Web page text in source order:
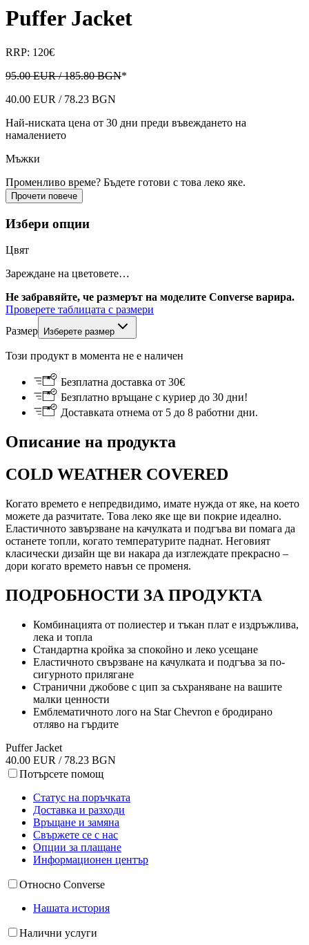
Puffer Jacket
RRP: 120€
95.00 EUR / 185.80 BGN*
40.00 EUR / 78.23 BGN
Най-ниската цена от 30 дни преди въвеждането на
намалението
Мъжки
Променливо време? Бъдете готови с това леко яке.
Прочети повече
Избери опции
Цвят
Зареждане на цветовете…
Не забравяйте, че размерът на моделите Converse варира.
Проверете таблицата с размери
Размер
Изберете размер
Този продукт в момента не е наличен
Безплатна доставка от 30€
Безплатно връщане с куриер до 30 дни!
Доставката отнема от 5 до 8 работни дни.
Описание на продукта
COLD WEATHER COVERED
Когато времето е непредвидимо, имате нужда от яке, на което
можете да разчитате. Това леко яке ще ви покрие идеално.
Еластичното завързване на качулката и подгъва ви помага да
останете топли, когато температурите паднат. Неговият
класически дизайн ще ви накара да изглеждате прекрасно –
дори когато времето навън се променя.
ПОДРОБНОСТИ ЗА ПРОДУКТА
Комбинацията от полиестер и тъкан плат е издръжлива,
лека и топла
Стандартна кройка за спокойно и леко усещане
Еластичното свързване на качулката и подгъва за по-
сигурното прилягане
Странични джобове с цип за съхраняване на вашите
малки ценности
Емблематичното лого на Star Chevron е бродирано
отляво на гърдите
Puffer Jacket
40.00 EUR / 78.23 BGN
Потърсете помощ
Статус на поръчката
Доставка и разходи
Връщане и замяна
Свържете се с нас
Опции за плащане
Информационен център
Относно Converse
Нашата история
Налични услуги